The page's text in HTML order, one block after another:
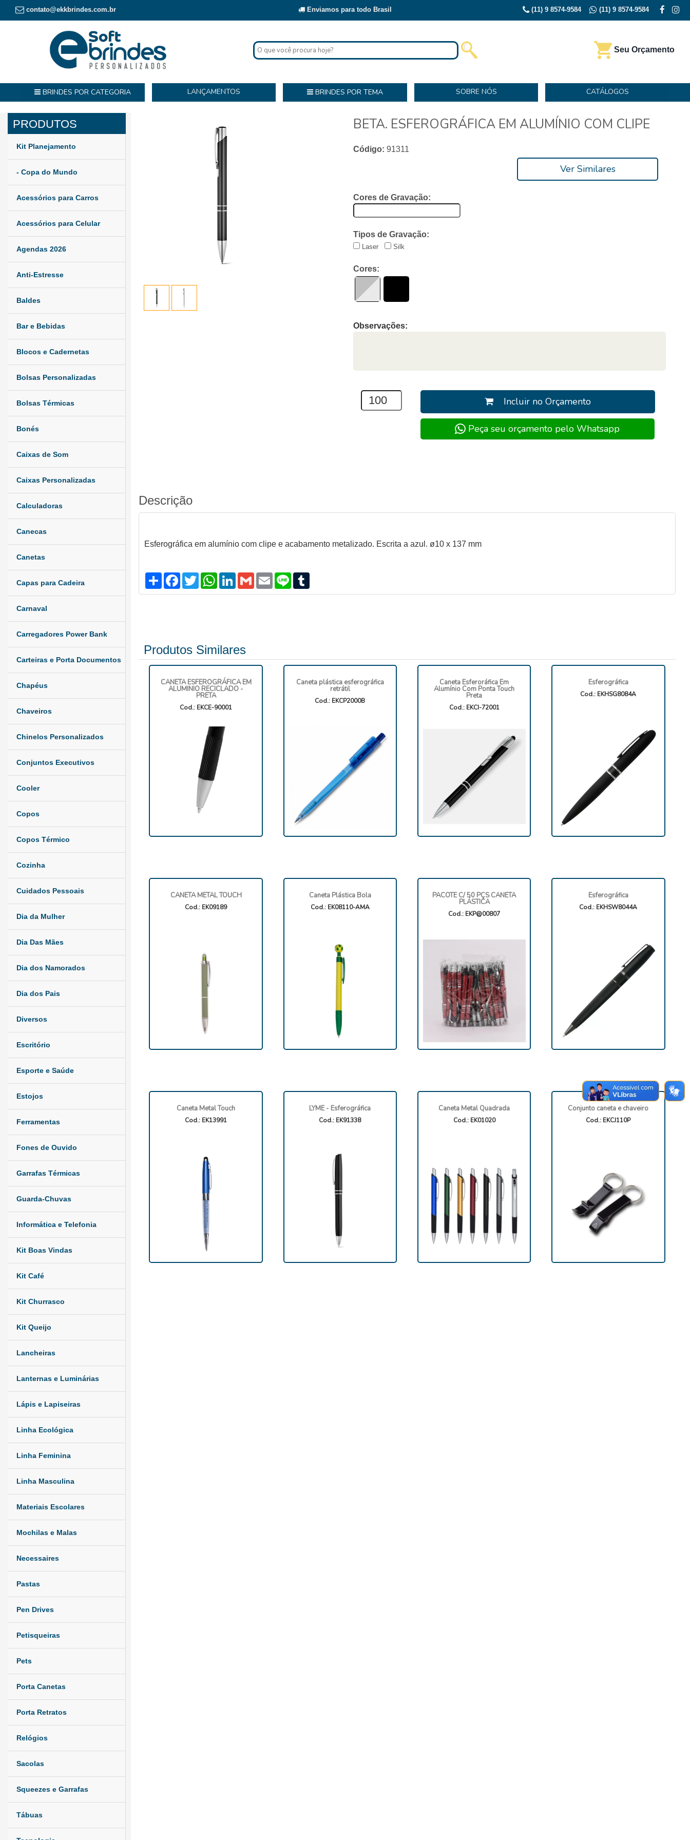
contato@ekkbrindes.com.br Enviamos para todo Brasil (11) 9 8574-9584 (11) 9 8574-9584
Seu Orçamento
BRINDES POR CATEGORIA LANÇAMENTOS BRINDES POR TEMA SOBRE NÓS CATÁLOGOS
Kit Planejamento
- Copa do Mundo
Acessórios para Carros
Acessórios para Celular
Agendas 2026
Anti-Estresse
Baldes
Bar e Bebidas
Blocos e Cadernetas
Bolsas Personalizadas
Bolsas Térmicas
Bonés
Caixas de Som
Caixas Personalizadas
Calculadoras
Canecas
Canetas
Capas para Cadeira
Carnaval
Carregadores Power Bank
Carteiras e Porta Documentos
Chapéus
Chaveiros
Chinelos Personalizados
Conjuntos Executivos
Cooler
Copos
Copos Térmico
Cozinha
Cuidados Pessoais
Dia da Mulher
Dia Das Mães
Dia dos Namorados
Dia dos Pais
Diversos
Escritório
Esporte e Saúde
Estojos
Ferramentas
Fones de Ouvido
Garrafas Térmicas
Guarda-Chuvas
Informática e Telefonia
Kit Boas Vindas
Kit Café
Kit Churrasco
Kit Queijo
Lancheiras
Lanternas e Luminárias
Lápis e Lapiseiras
Linha Ecológica
Linha Feminina
Linha Masculina
Materiais Escolares
Mochilas e Malas
Necessaires
Pastas
Pen Drives
Petisqueiras
Pets
Porta Canetas
Porta Retratos
Relógios
Sacolas
Squeezes e Garrafas
Tábuas
BETA. ESFEROGRÁFICA EM ALUMÍNIO COM CLIPE
Código: 91311
Ver Similares
Cores de Gravação:
Tipos de Gravação:
Laser Silk
Cores:
Observações:
Incluir no Orçamento
Peça seu orçamento pelo Whatsapp
Descrição
Esferográfica em alumínio com clipe e acabamento metalizado. Escrita a azul. ø10 x 137 mm
Compartilhar
Facebook
TwitterWhatsApp
LinkedIn
GmailEmailLine
Produtos Similares
CANETA ESFEROGRÁFICA EM
ALUMINIO RECICLADO -
PRETA
Cod.: EKCE-90001
Caneta plástica esferográfica
retrátil
Cod.: EKCP2000B
Caneta Esferoráfica Em
Alumínio Com Ponta Touch
Preta
Cod.: EKCI-72001
Esferográfica
Cod.: EKHSG8084A
CANETA METAL TOUCH
Cod.: EK09189
Caneta Plástica Bola
Cod.: EK08110-AMA
PACOTE C/ 50 PÇS CANETA
PLÁSTICA
Cod.: EKP@00807
Esferográfica
Cod.: EKHSW8044A
Caneta Metal Touch
Cod.: EK13991
LYME - Esferográfica
Cod.: EK91338
Caneta Metal Quadrada
Cod.: EK01020
Conjunto caneta e chaveiro
Cod.: EKCJ110P